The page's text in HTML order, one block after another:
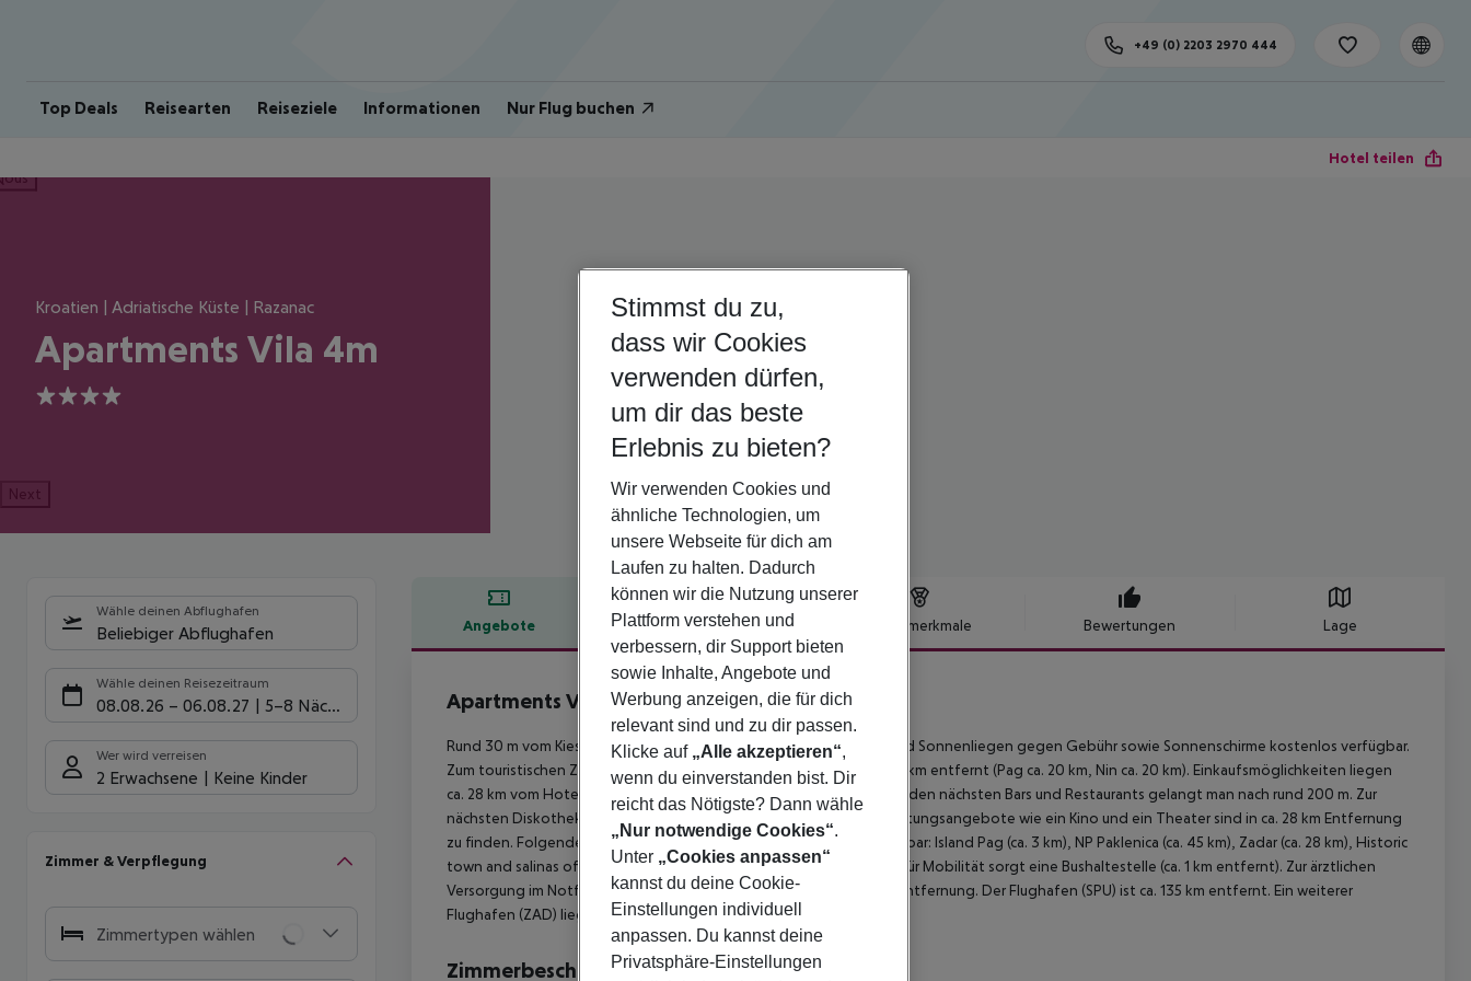
Top Deals Reisearten Reiseziele Informationen Nur Flug buchen
+49 (0) 2203 2970 444
Hotel teilen
Kroatien | Adriatische Küste | Razanac
Apartments Vila 4m
4
Next
Wähle deinen Abflughafen
Beliebiger Abflughafen
Wähle deinen Reisezeitraum
08.08.26 – 06.08.27 5-8 Nächte
Wer wird verreisen
2 Erwachsene Keine Kinder
Zimmer & Verpflegung
Zimmertypen wählen
Angebote Hotelbeschreibung Hotelmerkmale Bewertungen Lage
Hotelbeschreibung
Apartments Vila 4m
4
Rund 30 m vom Kiesstrand entfernt gelegenes Hotel. Am Strand sind Sonnenliegen gegen Gebühr sowie Sonnenschirme kostenlos verfügbar.
Zum touristischen Zentrum sind es ca. 8 km. Die Stadt Zadar ist ca. 25 km entfernt (Pag ca. 20 km, Nin ca. 20 km). Einkaufsmöglichkeiten liegen
ca. 28 km vom Hotel, ein Supermarkt ist nach ca. 1 km zu erreichen. Zu den nächsten Bars und Restaurants gelangt man nach rund 200 m. Zur
nächsten Diskothek gelangt man nach rund 45 km. Weitere Unterhaltungsangebote wie ein Kino und ein Theater sind in ca. 28 km Entfernung
zu finden. Folgende Sehenswürdigkeiten sind vom Hotel aus erreichbar: Island Pag (ca. 3 km), NP Paklenica (ca. 45 km), Zadar (ca. 28 km), Historic
town and salinas of Nin (ca. 20 km) und Biograd na moru (ca. 60 km). Für Mobilität sorgt eine Bushaltestelle (ca. 1 km entfernt). Zur ärztlichen
Versorgung im Notfall befindet sich ein Krankenhaus in etwa 28 km Entfernung. Der Flughafen (SPU) ist ca. 135 km entfernt. Ein weiterer
Flughafen (ZAD) liegt in etwa 30 km Entfernung.
Zimmerbeschreibung
Stimmst du zu,
dass wir Cookies
verwenden dürfen,
um dir das beste
Erlebnis zu bieten?
Wir verwenden Cookies und
ähnliche Technologien, um
unsere Webseite für dich am
Laufen zu halten. Dadurch
können wir die Nutzung unserer
Plattform verstehen und
verbessern, dir Support bieten
sowie Inhalte, Angebote und
Werbung anzeigen, die für dich
relevant sind und zu dir passen.
Klicke auf „Alle akzeptieren“,
wenn du einverstanden bist. Dir
reicht das Nötigste? Dann wähle
„Nur notwendige Cookies“.
Unter „Cookies anpassen“
kannst du deine Cookie-
Einstellungen individuell
anpassen. Du kannst deine
Privatsphäre-Einstellungen